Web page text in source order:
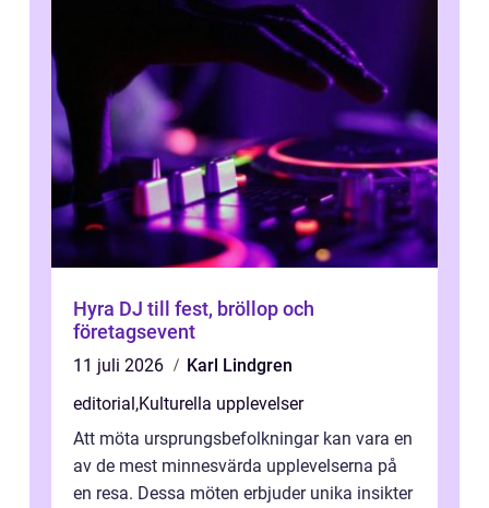
Hyra DJ till fest, bröllop och
företagsevent
11 juli 2026
Karl Lindgren
editorial,Kulturella upplevelser
Att möta ursprungsbefolkningar kan vara en
av de mest minnesvärda upplevelserna på
en resa. Dessa möten erbjuder unika insikter